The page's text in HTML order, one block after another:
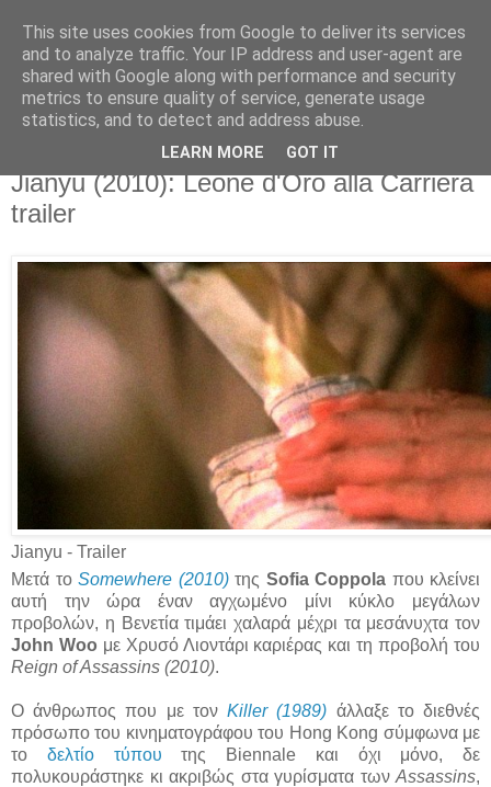
Movies For The Masses
Challenging common sense since 2004
Friday, September 03, 2010
Jianyu (2010): Leone d'Oro alla Carriera
trailer
Jianyu - Trailer
Μετά το Somewhere (2010)της Sofia Coppola που κλείνει
αυτή την ώρα έναν αγχωμένο μίνι κύκλο μεγάλων
προβολών, η Βενετία τιμάει χαλαρά μέχρι τα μεσάνυχτα τον
John Woo με Χρυσό Λιοντάρι καριέρας και τη προβολή του
Reign of Assassins (2010).
Ο άνθρωπος που με τονKiller (1989) άλλαξε το διεθνές
πρόσωπο του κινηματογράφου του Hong Kong σύμφωνα με
το δελτίο τύπου της Biennale και όχι μόνο, δε
πολυκουράστηκε κι ακριβώς στα γυρίσματα των Assassins,
This site uses cookies from Google to deliver its services
and to analyze traffic. Your IP address and user-agent are
shared with Google along with performance and security
metrics to ensure quality of service, generate usage
statistics, and to detect and address abuse.
LEARN MORE GOT IT